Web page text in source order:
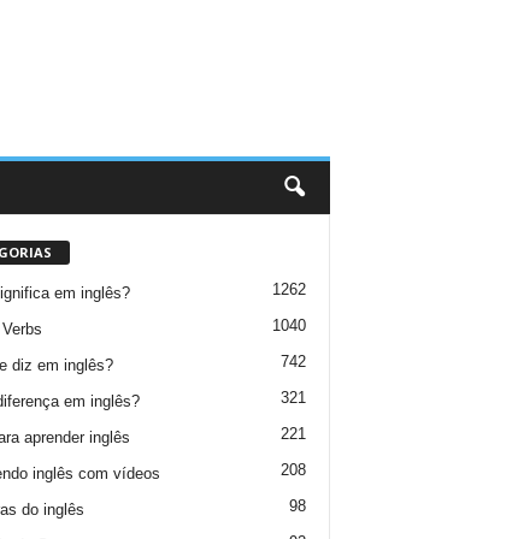
em inglês? 1262
1040
diz em inglês? 742
em inglês? 321
aprender inglês 221
inglês com vídeos 208
do inglês 98